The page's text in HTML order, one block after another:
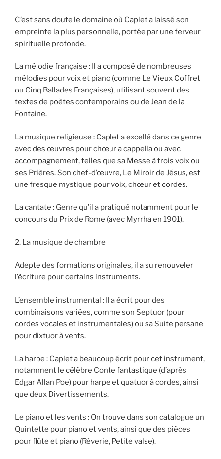
C’est sans doute le domaine où Caplet a laissé son
empreinte la plus personnelle, portée par une ferveur
spirituelle profonde.
La mélodie française : Il a composé de nombreuses
mélodies pour voix et piano (comme Le Vieux Coffret
ou Cinq Ballades Françaises), utilisant souvent des
textes de poètes contemporains ou de Jean de la
Fontaine.
La musique religieuse : Caplet a excellé dans ce genre
avec des œuvres pour chœur a cappella ou avec
accompagnement, telles que sa Messe à trois voix ou
ses Prières. Son chef-d’œuvre, Le Miroir de Jésus, est
une fresque mystique pour voix, chœur et cordes.
La cantate : Genre qu’il a pratiqué notamment pour le
concours du Prix de Rome (avec Myrrha en 1901).
2. La musique de chambre
Adepte des formations originales, il a su renouveler
l’écriture pour certains instruments.
L’ensemble instrumental : Il a écrit pour des
combinaisons variées, comme son Septuor (pour
cordes vocales et instrumentales) ou sa Suite persane
pour dixtuor à vents.
La harpe : Caplet a beaucoup écrit pour cet instrument,
notamment le célèbre Conte fantastique (d’après
Edgar Allan Poe) pour harpe et quatuor à cordes, ainsi
que deux Divertissements.
Le piano et les vents : On trouve dans son catalogue un
Quintette pour piano et vents, ainsi que des pièces
pour flûte et piano (Rêverie, Petite valse).